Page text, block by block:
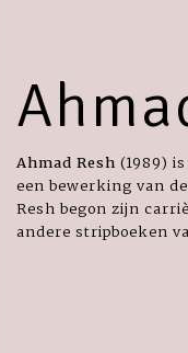
Ahmad Resh (1989)
een bewerking van
Resh begon zijn
andere stripboeken